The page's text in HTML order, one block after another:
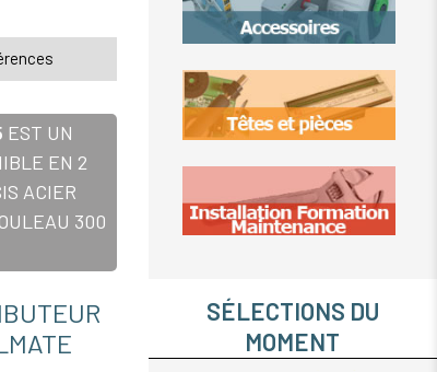
EST UN
EN 2
ACIER
300
SÉLECTIONS DU
MOMENT